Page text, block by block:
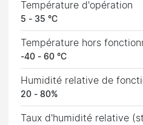
Température d'opération
5 - 35 °C
Température hors
-40 - 60 °C
Humidité relative de
20 - 80%
Taux d'humidité relative